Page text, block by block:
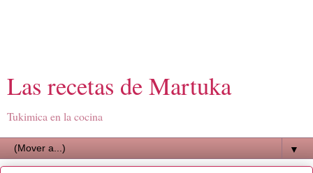
Las recetas de Martuka
Tukimica en la cocina
▼